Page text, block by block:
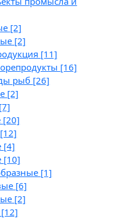
[2]
[2]
[11]
[16]
рыб [26]
[2]
[7]
[20]
[12]
[4]
[10]
[1]
[6]
[2]
[12]